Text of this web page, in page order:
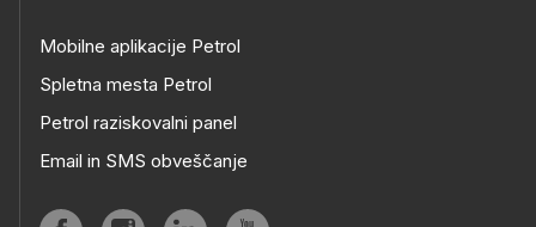
Mobilne aplikacije Petrol
Spletna mesta Petrol
Petrol raziskovalni panel
Email in SMS obveščanje